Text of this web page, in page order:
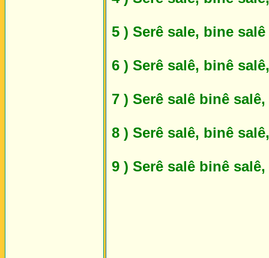
5 ) Serê sale, bine
6 ) Serê salê, binê
7 ) Serê salê binê
8 ) Serê salê, binê
9 ) Serê salê binê